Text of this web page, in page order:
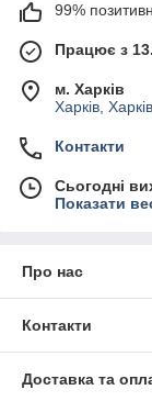
99%
Працює з
м. Харків
Харків,
Контакти
Сьогодні
Показати
Про нас
Контакти
Доставка та